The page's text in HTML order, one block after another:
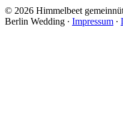
© 2026 Himmelbeet
Berlin Wedding ∙ Impressum ∙